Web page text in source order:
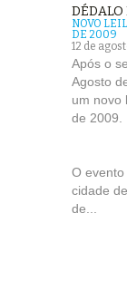
DÉDALO
NOVO
DE 2009
12 de
Após o
Agosto
um novo
de 2009.
O
cidade
de...